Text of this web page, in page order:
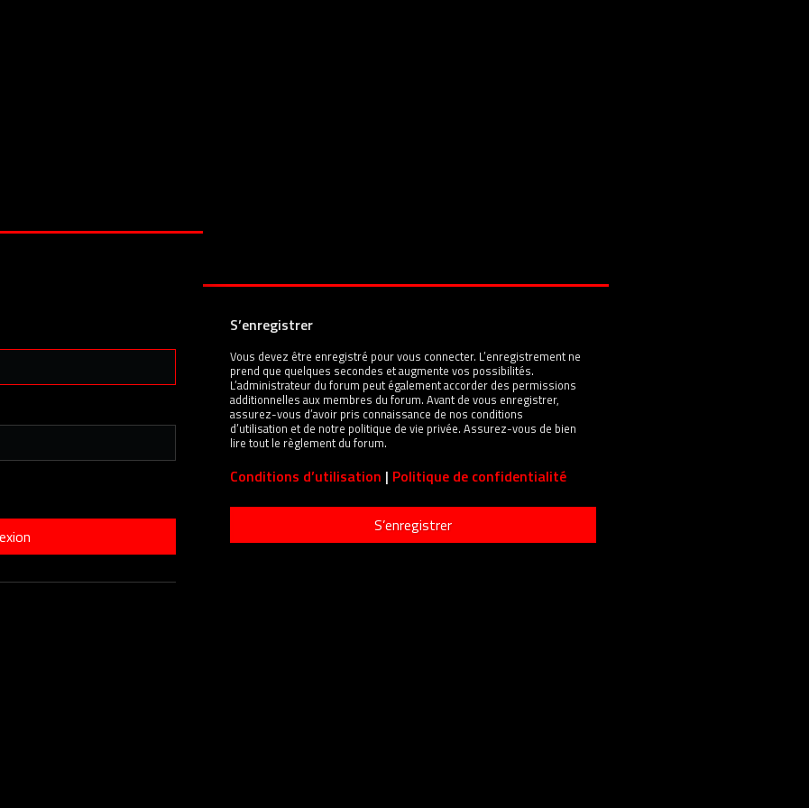
S’enregistrer
Vous devez être enregistré pour vous connecter. L’enregistrement ne
prend que quelques secondes et augmente vos possibilités.
L’administrateur du forum peut également accorder des permissions
additionnelles aux membres du forum. Avant de vous enregistrer,
assurez-vous d’avoir pris connaissance de nos conditions
d’utilisation et de notre politique de vie privée. Assurez-vous de bien
lire tout le règlement du forum.
Conditions d’utilisation | Politique de confidentialité
S’enregistrer